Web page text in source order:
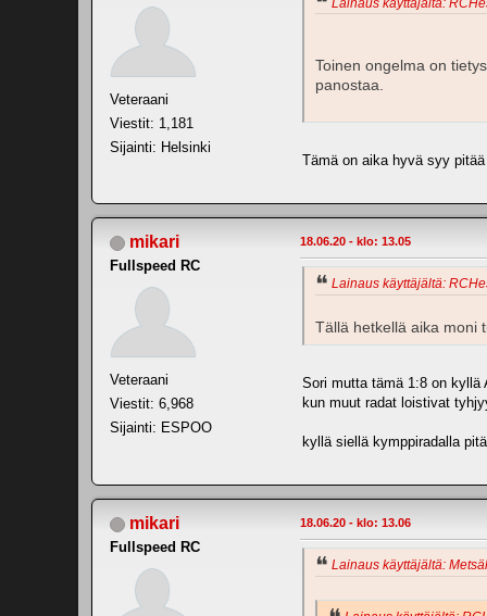
Veteraani
Viestit: 1,181
Sijainti: Helsinki
Toinen ongelma on
panostaa.
Tämä on aika hyvä syy
mikari
Fullspeed RC
Veteraani
Viestit: 6,968
Sijainti: ESPOO
18.06.20 - klo: 13.05
Lainaus käyttäjältä:
Tällä hetkellä aika moni
Sori mutta tämä 1:8 on kyllä
kun muut radat loistivat
kyllä siellä kymppiradalla
mikari
Fullspeed RC
18.06.20 - klo: 13.06
Lainaus käyttäjältä: